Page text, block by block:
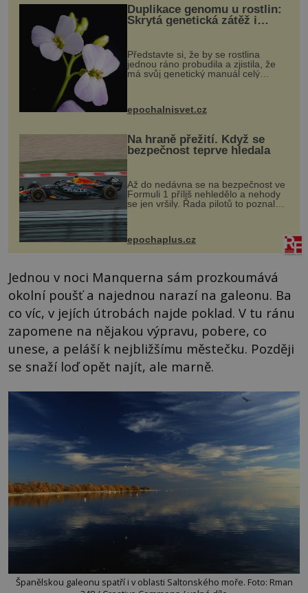
Duplikace genomu u rostlin:
Skrytá genetická zátěž i
Představte si, že by se rostlina
jednou ráno probudila a zjistila, že
má svůj genetický manuál celý
vstupenka...
epochalnisvet.cz
Na hraně přežití. Když se
bezpečnost teprve hledala
Až do nedávna se na bezpečnost ve
Formuli 1 příliš nehledělo a nehody
se jen vršily. Řada pilotů to poznala
na vlastní kůži, často s trvalými
následky nebo bohužel i ztrátou
života. Dnes nepochopiteln...
epochaplus.cz
Jednou v noci Manquerna sám prozkoumává
okolní poušť a najednou narazí na galeonu. Ba
co víc, v jejích útrobách najde poklad. V tu ránu
zapomene na nějakou výpravu, pobere, co
unese, a peláší k nejbližšímu městečku. Později
se snaží loď opět najít, ale marně.
Španělskou galeonu spatří i v oblasti Saltonského moře. Foto: Rman